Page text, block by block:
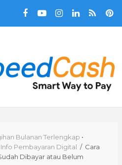
Bulanan Terlengkap •
Pembayaran Digital / Cara
Dibayar atau Belum